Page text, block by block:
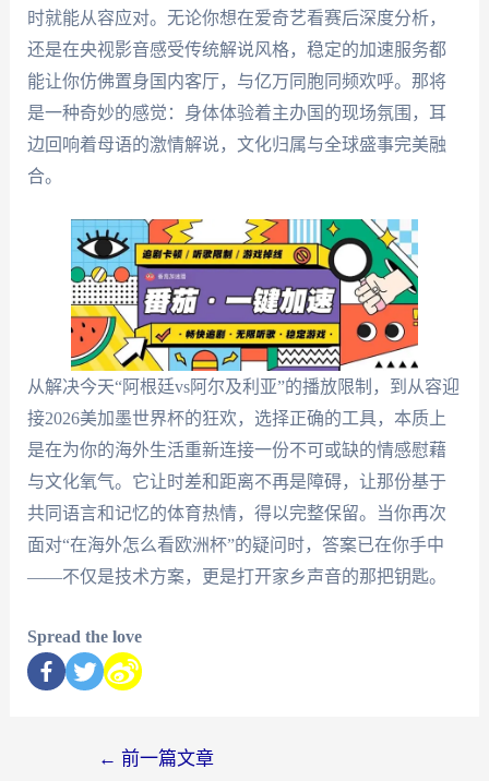
时就能从容应对。无论你想在爱奇艺看赛后深度分析，
还是在央视影音感受传统解说风格，稳定的加速服务都
能让你仿佛置身国内客厅，与亿万同胞同频欢呼。那将
是一种奇妙的感觉：身体体验着主办国的现场氛围，耳
边回响着母语的激情解说，文化归属与全球盛事完美融
合。
从解决今天“阿根廷vs阿尔及利亚”的播放限制，到从容迎
接2026美加墨世界杯的狂欢，选择正确的工具，本质上
是在为你的海外生活重新连接一份不可或缺的情感慰藉
与文化氧气。它让时差和距离不再是障碍，让那份基于
共同语言和记忆的体育热情，得以完整保留。当你再次
面对“在海外怎么看欧洲杯”的疑问时，答案已在你手中
——不仅是技术方案，更是打开家乡声音的那把钥匙。
Spread the love
← 前一篇文章